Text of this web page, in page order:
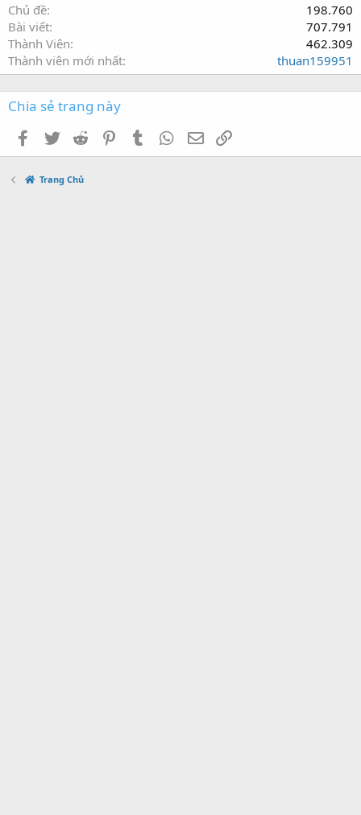
Chủ đề
198.760
Bài viết
707.791
Thành Viên
462.309
Thành viên mới nhất
thuan159951
Chia sẻ trang này
Facebook
Twitter Reddit PinterestTumblr WhatsAppĐịa chỉ Email
Trang Chủ